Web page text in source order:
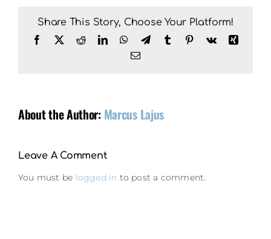
Share This Story, Choose Your Platform!
Facebook
X RedditLinkedInWhatsApp
TelegramTumblr Pinterest
Vk
Xing
Email
About the Author: Marcus Lajus
Leave A Comment
You must be logged in to post a comment.